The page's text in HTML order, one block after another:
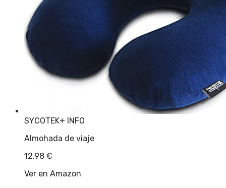
SYCOTEK+ INFO
Almohada de viaje
12,98 €
Ver en Amazon